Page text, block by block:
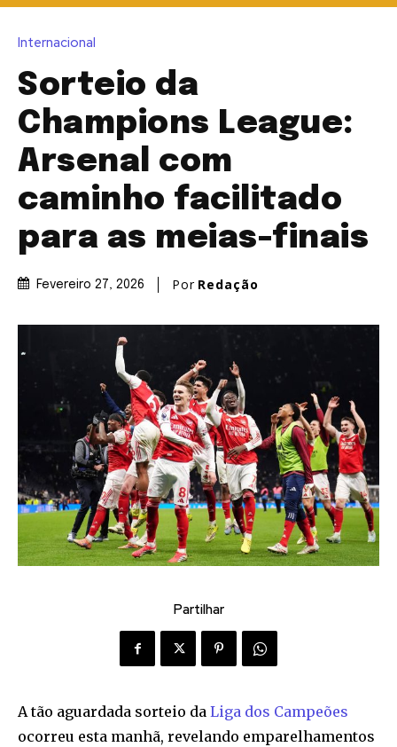
Internacional
Sorteio da
Champions League:
Arsenal com
caminho facilitado
para as meias-finais
Fevereiro 27, 2026 Por Redação
Partilhar
A tão aguardada sorteio da Liga dos Campeões
ocorreu esta manhã, revelando emparelhamentos